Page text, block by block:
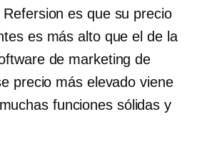
es que su precio
es más alto que el de la
de marketing de
precio más elevado viene
funciones sólidas y